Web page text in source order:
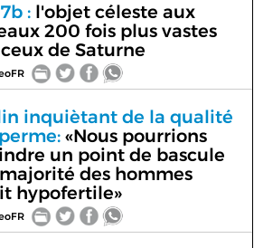
:l'objet céleste aux
200 fois plus vastes
de Saturne
inquiètant de la qualité
«Nous pourrions
un point de bascule
des hommes
hypofertile»